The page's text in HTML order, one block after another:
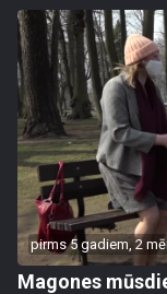
pirms 5 gadiem, 2
Magones